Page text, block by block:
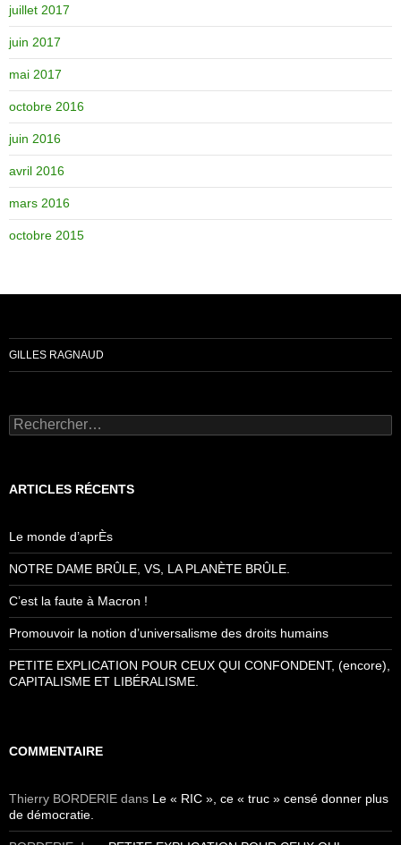
juillet 2017
juin 2017
mai 2017
octobre 2016
juin 2016
avril 2016
mars 2016
octobre 2015
GILLES RAGNAUD
Rechercher :
ARTICLES RÉCENTS
Le monde d’aprÈs
NOTRE DAME BRÛLE, VS, LA PLANÈTE BRÛLE.
C’est la faute à Macron !
Promouvoir la notion d’universalisme des droits humains
PETITE EXPLICATION POUR CEUX QUI CONFONDENT, (encore),
CAPITALISME ET LIBÉRALISME.
COMMENTAIRE
Thierry BORDERIE dans Le « RIC », ce « truc » censé donner plus
de démocratie.